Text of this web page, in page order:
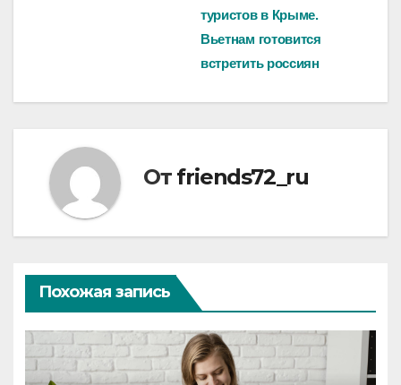
туристов в Крыме.
Вьетнам готовится
встретить россиян
От friends72_ru
Похожая запись